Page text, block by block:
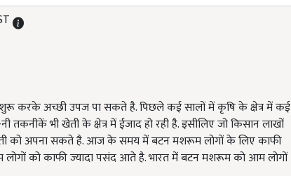
करके अच्छी उपज पा सकते है. पिछले कई सालों में कृषि के क्षेत्र में कई
भी खेती के क्षेत्र में ईजाद हो रही है. इसीलिए जो किसान लाखों
को अपना सकते है. आज के समय में बटन मशरूम लोगों के लिए काफी
लोगों को काफी ज्यादा पसंद आते है. भारत में बटन मशरूम को आम लोगों